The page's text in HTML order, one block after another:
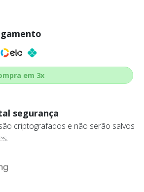
em 3x
segurança
criptografados e não serão salvos